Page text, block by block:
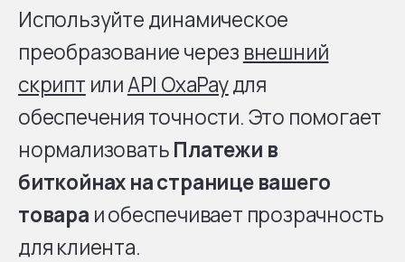
Используйте динамическое
преобразование через внешний
скрипт илиAPI OxaPayдля
обеспечения точности. Это помогает
нормализоватьПлатежи в
биткойнах на странице вашего
товара и обеспечивает прозрачность
для клиента.